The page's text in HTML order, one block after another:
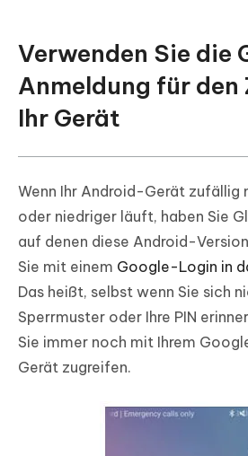
Verwenden Sie die
Anmeldung für
Ihr Gerät
Wenn Ihr Android-Gerät zufällig
oder niedriger läuft, haben Sie
auf denen diese Android-
Sie mit einem Google-Login in
Das heißt, selbst wenn Sie sich
Sperrmuster oder Ihre PIN
Sie immer noch mit Ihrem
Gerät zugreifen.